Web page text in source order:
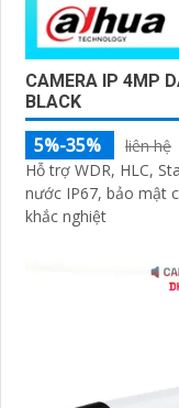
CAMERA IP 4MP
BLACK
5%-35%
liên hệ
Hỗ trợ WDR, HLC,
nước IP67, bảo mật
khắc nghiệt